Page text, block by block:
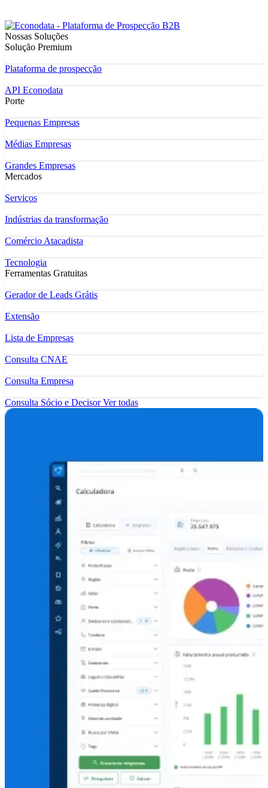
Nossas Soluções
Solução Premium
Plataforma de prospecção
API Econodata
Porte
Pequenas Empresas
Médias Empresas
Grandes Empresas
Mercados
Serviços
Indústrias da transformação
Comércio Atacadista
Tecnologia
Ferramentas Gratuitas
Gerador de Leads Grátis
Extensão
Lista de Empresas
Consulta CNAE
Consulta Empresa
Consulta Sócio e DecisorVer todas